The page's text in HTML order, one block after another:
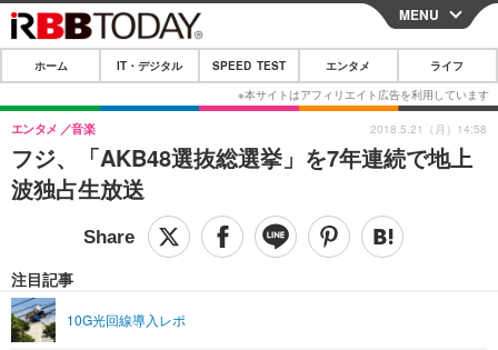
CLOSE
ホーム
IT・デジタル
IT・デジタルTOP スマートフォン
ショッピング その他
SPEED TEST
エンタメTOP 映画・ドラマ
ライフTOP
リリース一覧
MENU
ホーム IT・デジタル SPEED TEST エンタメ ライフ
フジ、「AKB48選抜総選挙」を7年連続で地上
波独占生放送
エンタメ 音楽
注目記事
10G光回線導入レポ
2018.5.21（月）14:58